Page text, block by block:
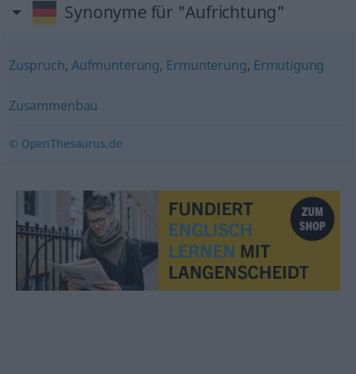
Synonyme für "Aufrichtung"
Zuspruch, Aufmunterung, Ermunterung, Ermutigung
Zusammenbau
© OpenThesaurus.de